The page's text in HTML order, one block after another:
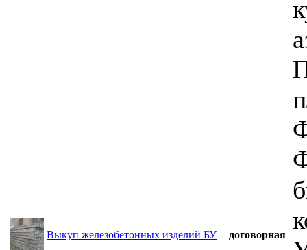
Выкуп железобетонных изделий БУ договорная